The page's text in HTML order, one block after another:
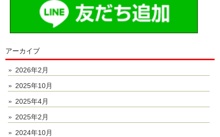
アーカイブ
2026年2月
2025年10月
2025年4月
2025年2月
2024年10月